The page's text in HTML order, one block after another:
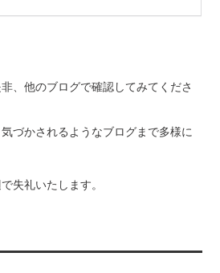
、他のブログで確認してみてくださ
づかされるようなブログまで多様に
失礼いたします。